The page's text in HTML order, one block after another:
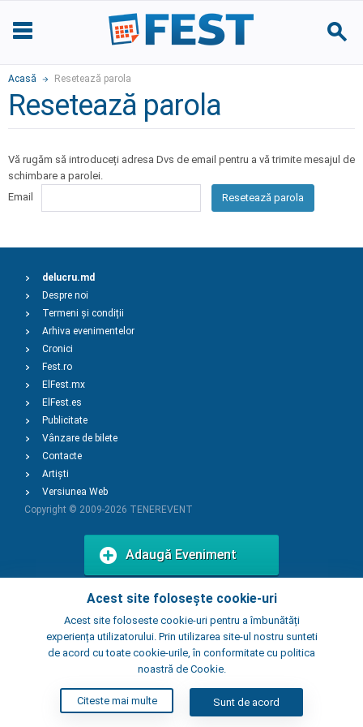
Acasă Resetează parola
Resetează parola
Vă rugăm să introduceți adresa Dvs de email pentru a vă trimite mesajul de
schimbare a parolei.
Email
Resetează parola
Acest site folosește cookie-uri
Acest site foloseste cookie-uri pentru a îmbunătăți
experiența utilizatorului. Prin utilizarea site-ul nostru sunteti
de acord cu toate cookie-urile, în conformitate cu politica
noastră de Cookie.
Citeste mai multe Sunt de acord
delucru.md
Despre noi
Termeni și condiții
Arhiva evenimentelor
Cronici
Fest.ro
ElFest.mx
ElFest.es
Publicitate
Vânzare de bilete
Contacte
Artiști
Versiunea Web
Copyright © 2009-2026 TENEREVENT
Adaugă Eveniment
Adaugă Local